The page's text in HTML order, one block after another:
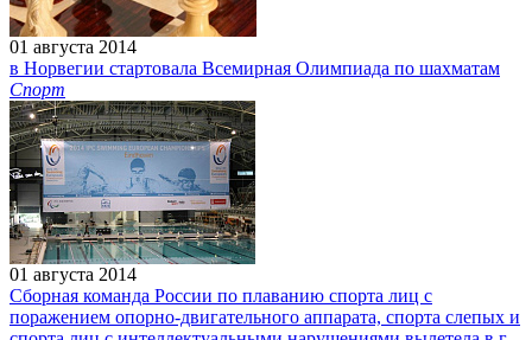
01 августа 2014
в Норвегии стартовала Всемирная Олимпиада по шахматам
Спорт
01 августа 2014
Сборная команда России по плаванию спорта лиц с
поражением опорно-двигательного аппарата, спорта слепых и